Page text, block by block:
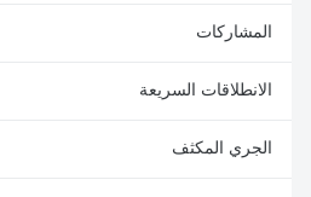
المشاركات
الانطلاقات السريعة
الجري المكثف